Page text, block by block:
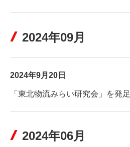
2024年09月
2024年9月20日
「東北物流みらい研究会」を発足
2024年06月